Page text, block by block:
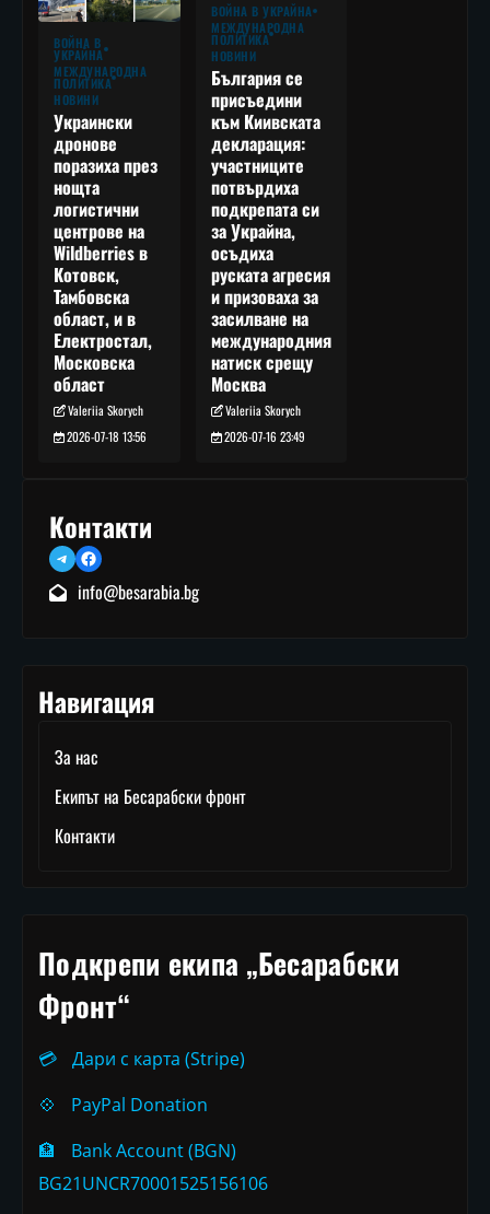
ВОЙНА В
УКРАЙНА
МЕЖДУНАРОДНА
ПОЛИТИКА
НОВИНИ
Украински
дронове
поразиха през
нощта
логистични
центрове на
Wildberries в
Котовск,
Тамбовска
област, и в
Електростал,
Московска
област
Valeriia Skorych
2026-07-18 13:56
ВОЙНА В УКРАЙНА
МЕЖДУНАРОДНА
ПОЛИТИКА
НОВИНИ
България се
присъедини
към Киивската
декларация:
участниците
потвърдиха
подкрепата си
за Украйна,
осъдиха
руската агресия
и призоваха за
засилване на
международния
натиск срещу
Москва
Valeriia Skorych
2026-07-16 23:49
Контакти
TelegramFacebook
info@besarabia.bg
Навигация
За нас
Екипът на Бесарабски фронт
Контакти
Подкрепи екипа „Бесарабски
Фронт“
💳
Дари с карта (Stripe)
💠
PayPal Donation
🏦
Bank Account (BGN)
BG21UNCR70001525156106